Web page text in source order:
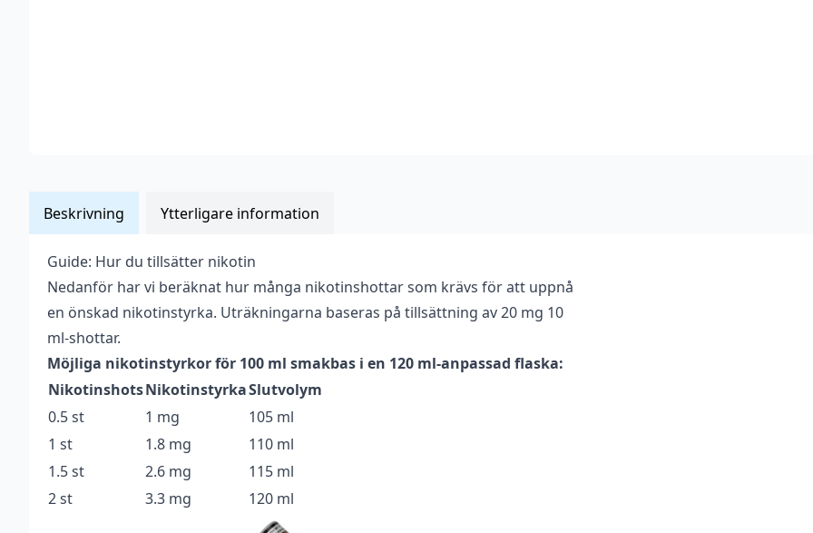
Beskrivning Ytterligare information
Guide: Hur du tillsätter nikotin
Nedanför har vi beräknat hur många nikotinshottar som krävs för att uppnå
en önskad nikotinstyrka. Uträkningarna baseras på tillsättning av 20 mg 10
ml-shottar.
Möjliga nikotinstyrkor för 100 ml smakbas i en 120 ml-anpassad flaska:
NikotinshotsNikotinstyrkaSlutvolym
0.5 st
1 mg
105 ml
1 st
1.8 mg
110 ml
1.5 st
2.6 mg
115 ml
2 st
3.3 mg 120 ml
Vikt
0,139 kg
Anpassad för
Upp till 3 mg
Antal ml
100 ml
Beskrivande
Bärig,Fruktig,Kylig,Söt
Blandning
70VG / 30PG
Flaskstorlek
120 ml